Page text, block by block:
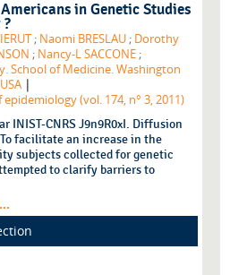
in Genetic Studies
; Naomi BRESLAU ; Dorothy
; Nancy-L SACCONE ;
School of Medicine. Washington
|
(vol. 174, n° 3, 2011)
INIST-CNRS J9n9R0xI. Diffusion
facilitate an increase in the
subjects collected for genetic
to clarify barriers to